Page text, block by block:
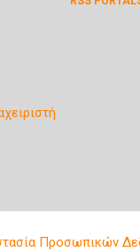
Προσωπικών